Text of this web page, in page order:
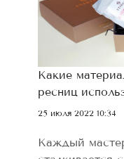
Какие
ресниц
25 июля 2022 10:34
Каждый